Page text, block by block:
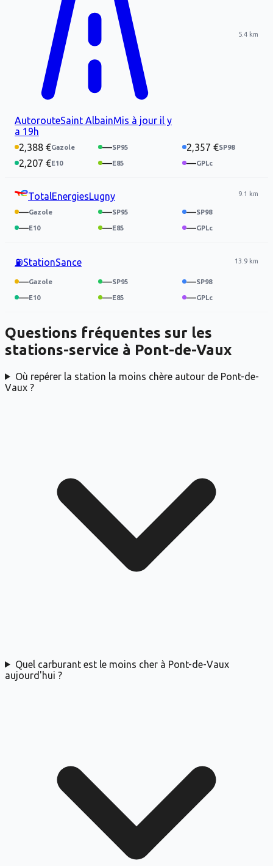
AutorouteSaint AlbainMis à jour il y
a 19h
5.4 km
2,388 € —
2,357 €
2,207 €
— —
TotalEnergiesLugny 9.1 km
— —
—
—
— —
⛽StationSance 13.9 km
— —
—
—
— —
Questions fréquentes sur les
stations-service à Pont-de-Vaux
Où repérer la station la moins chère autour de Pont-de-
Vaux ?
Quel carburant est le moins cher à Pont-de-Vaux
aujourd'hui ?